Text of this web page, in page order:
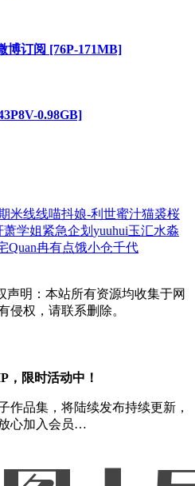
博订阅 [76P-171MB]
0.98GB]
米线线喵抖娘-利世蜜汁猫裘桜
萧学姐紧急企划 yuuhui玉汇水淼
Quan冉有点饿小仓千代
声明：本站所有资源均收集于网
侵权，请联系删除。
，限时活动中！
作品集，将陆续发布持续更新，
心加入会员…